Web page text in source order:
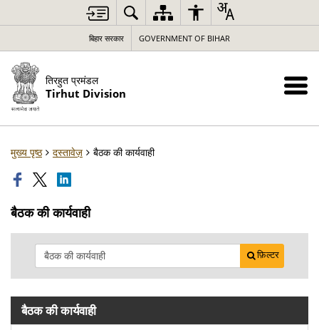
बिहार सरकार GOVERNMENT OF BIHAR
तिरहुत प्रमंडल
Tirhut Division
मुख्य पृष्ठ दस्तावेज़ बैठक की कार्यवाही
बैठक की कार्यवाही
फ़िल्टर
बैठक की कार्यवाही